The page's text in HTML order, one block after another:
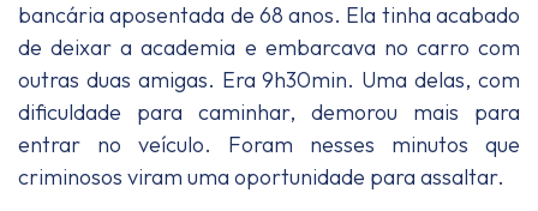
bancária aposentada de 68 anos. Ela tinha acabado
de deixar a academia e embarcava no carro com
outras duas amigas. Era 9h30min. Uma delas, com
dificuldade para caminhar, demorou mais para
entrar no veículo. Foram nesses minutos que
criminosos viram uma oportunidade para assaltar.